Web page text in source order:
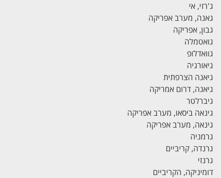
ג'רזי, אי
גאנה, מערב אפריקה
גבון, אפריקה
גואטמלה
גוואדלופ
גיאורגיה
גיאנה הצרפתית
גיאנה, דרום אמריקה
גיברלטר
גינאה ביסאו, מערב אפריקה
גינאה, מערב אפריקה
גרמניה
גרנדה, קריביים
גרנזי
דומיניקה, הקריביים